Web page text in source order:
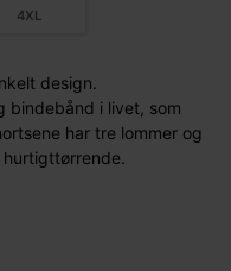
4XL
design.
bindebånd i livet, som
har tre lommer og